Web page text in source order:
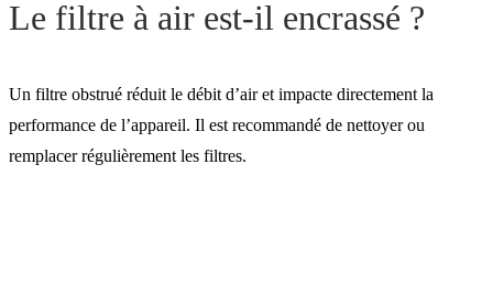
Le filtre à air est-il encrassé ?
Un filtre obstrué réduit le débit d’air et impacte directement la
performance de l’appareil. Il est recommandé de nettoyer ou
remplacer régulièrement les filtres.